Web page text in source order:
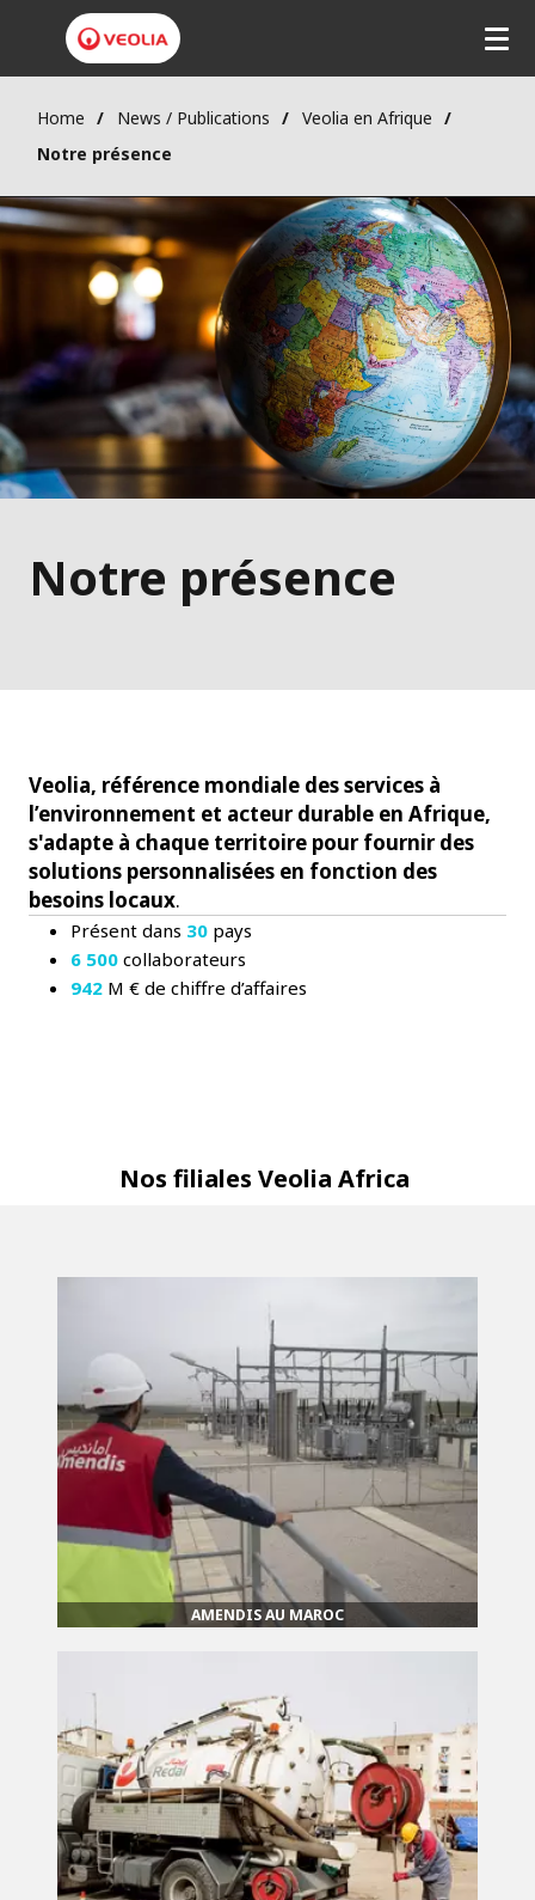
Home News / Publications
Veolia en Afrique
Notre présence
Notre présence
Veolia, référence mondiale des services à
l’environnement et acteur durable en Afrique,
s'adapte à chaque territoire pour fournir des
solutions personnalisées en fonction des
besoins locaux.
Présent dans 30 pays
6 500 collaborateurs
942 M € de chiffre d’affaires
Nos filiales Veolia Africa
AMENDIS AU MAROC